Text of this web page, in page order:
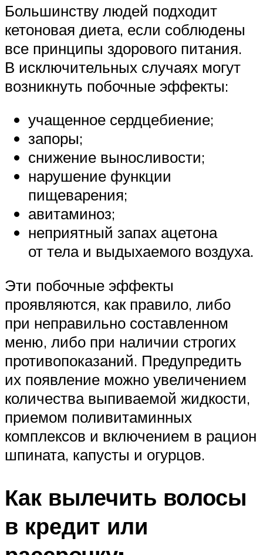
Большинству людей подходит
кетоновая диета, если соблюдены
все принципы здорового питания.
В исключительных случаях могут
возникнуть побочные эффекты:
учащенное сердцебиение;
запоры;
снижение выносливости;
нарушение функции
пищеварения;
авитаминоз;
неприятный запах ацетона
от тела и выдыхаемого воздуха.
Эти побочные эффекты
проявляются, как правило, либо
при неправильно составленном
меню, либо при наличии строгих
противопоказаний. Предупредить
их появление можно увеличением
количества выпиваемой жидкости,
приемом поливитаминных
комплексов и включением в рацион
шпината, капусты и огурцов.
Как вылечить волосы
в кредит или